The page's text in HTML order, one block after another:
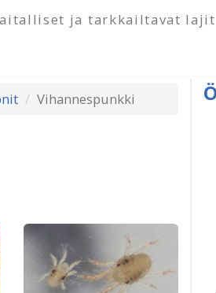
ja tarkkailtavat lajit
Vihannespunkki